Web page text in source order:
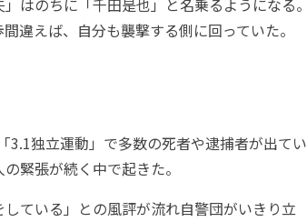
はのちに「千田是也」と名乗るようになる。
違えば、自分も襲撃する側に回っていた。
独立運動」で多数の死者や逮捕者が出てい
緊張が続く中で起きた。
ている」との風評が流れ自警団がいきり立